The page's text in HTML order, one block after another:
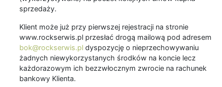
sprzedaży.
Klient może już przy pierwszej rejestracji na stronie
www.rockserwis.pl przesłać drogą mailową pod adresem
bok@rockserwis.pl dyspozycję o nieprzechowywaniu
żadnych niewykorzystanych środków na koncie lecz
każdorazowym ich bezzwłocznym zwrocie na rachunek
bankowy Klienta.